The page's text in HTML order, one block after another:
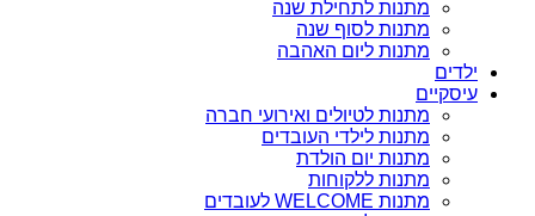
מתנות לתחילת שנה
מתנות לסוף שנה
מתנות ליום האהבה
ילדים
עיסקיים
מתנות לטיולים ואירועי חברה
מתנות לילדי העובדים
מתנות יום הולדת
מתנות ללקוחות
מתנות WELCOME לעובדים